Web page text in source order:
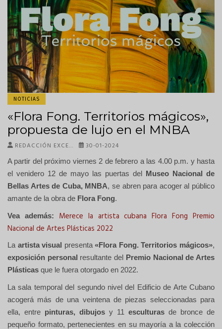
NOTICIAS
«Flora Fong. Territorios mágicos»,
propuesta de lujo en el MNBA
REDACCIÓN EXCE… 30-01-2024
A partir del próximo viernes 2 de febrero a las 4.00 p.m. y hasta
el venidero 12 de mayo las puertas del
Museo Nacional de
Bellas Artes de Cuba, MNBA, se abren para acoger al público
amante de la obra de Flora Fong.
Vea además:
Merece la artista cubana Flora Fong Premio
Nacional de Artes Plásticas 2022
La artista visual presenta«Flora Fong. Territorios mágicos»,
exposición personal resultante del
Premio Nacional de Artes
Plásticas que le fuera otorgado en 2022.
La sala temporal del segundo nivel del Edificio de Arte Cubano
acogerá más de una veintena de piezas seleccionadas para
ella, entre pinturas, dibujos y 11 esculturas de bronce de
pequeño formato, pertenecientes en su mayoría a la colección